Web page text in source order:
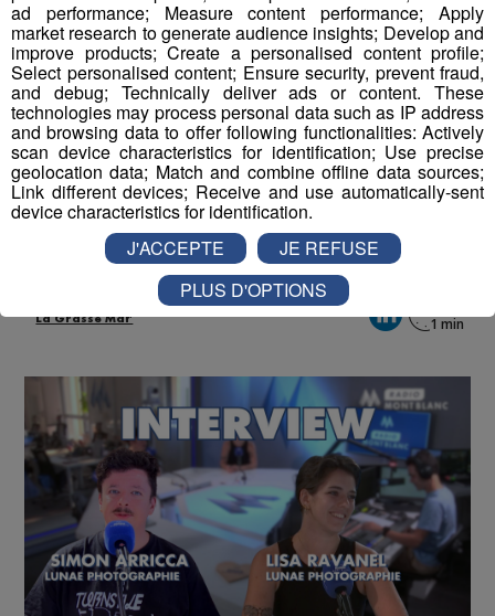
Partager sur Twitter
Interview | Lunae Photographie
- 19 août 2025 à 17h06
La Matinale des Super Lève-Tôt
La Grasse Mat'
ad performance; Measure content performance; Apply
market research to generate audience insights; Develop and
improve products; Create a personalised content profile;
Select personalised content; Ensure security, prevent fraud,
and debug; Technically deliver ads or content. These
technologies may process personal data such as IP address
and browsing data to offer following functionalities: Actively
scan device characteristics for identification; Use precise
geolocation data; Match and combine offline data sources;
Link different devices; Receive and use automatically-sent
device characteristics for identification.
J'ACCEPTE
JE REFUSE
PLUS D'OPTIONS